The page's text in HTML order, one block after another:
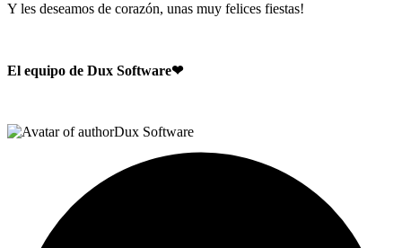
Y les deseamos de corazón, unas muy felices fiestas!
El equipo de Dux Software❤
Dux Software